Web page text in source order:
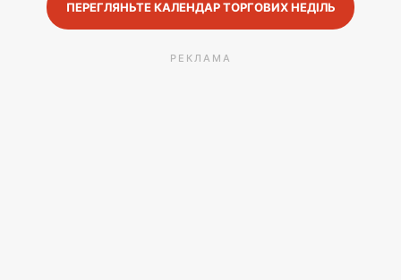
ПЕРЕГЛЯНЬТЕ КАЛЕНДАР ТОРГОВИХ НЕДІЛЬ
РЕКЛАМА